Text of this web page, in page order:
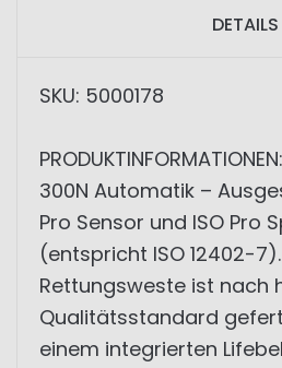
DETAILS
SKU: 5000178
300N Automatik –
Pro Sensor und ISO Pro
(entspricht ISO 12402-
Rettungsweste ist nach
Qualitätsstandard
einem integrierten